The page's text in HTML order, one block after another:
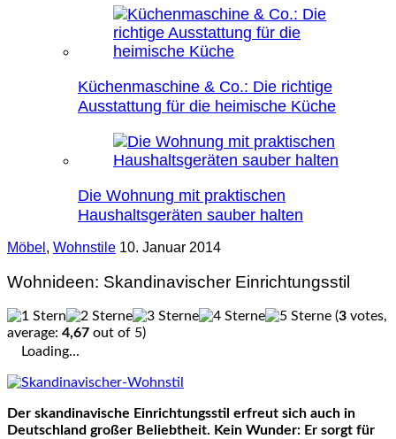
Küchenmaschine & Co.: Die richtige
Ausstattung für die heimische Küche
Die Wohnung mit praktischen
Haushaltsgeräten sauber halten
Möbel , Wohnstile 10. Januar 2014
Wohnideen: Skandinavischer Einrichtungsstil
(3 votes,
average: 4,67 out of 5)
Loading...
Der skandinavische Einrichtungsstil erfreut sich auch in
Deutschland großer Beliebtheit. Kein Wunder: Er sorgt für